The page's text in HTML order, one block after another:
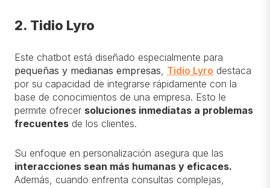
2. Tidio Lyro
Este chatbot está diseñado especialmente para
pequeñas y medianas empresas Tidio Lyro destaca
por su capacidad de integrarse rápidamente con la
base de conocimientos de una empresa. Esto le
permite ofrecer soluciones inmediatas a problemas
frecuentes de los clientes.
Su enfoque en personalización asegura que las
interacciones sean más humanas y eficaces.
Además, cuando enfrenta consultas complejas,